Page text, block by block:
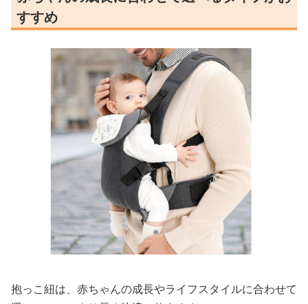
すすめ
抱っこ紐は、赤ちゃんの成長やライフスタイルに合わせて